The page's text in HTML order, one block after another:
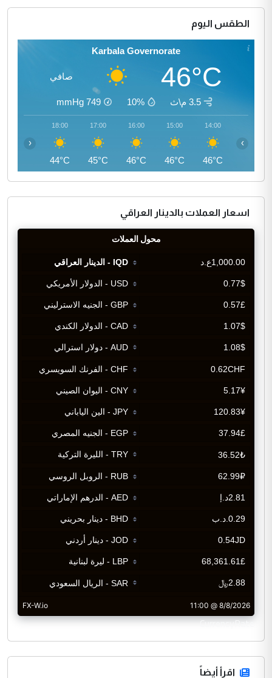
الطقس اليوم
Karbala Governorate
46°C صافي
3.5 م\ث 10%
749
mmHg
14:00
46°C
15:00
46°C
16:00
46°C
17:00
45°C
18:00
44°C
‹ ›
اسعار العملات بالدينار العراقي
CurrencyRate
اقرأ أيضاً